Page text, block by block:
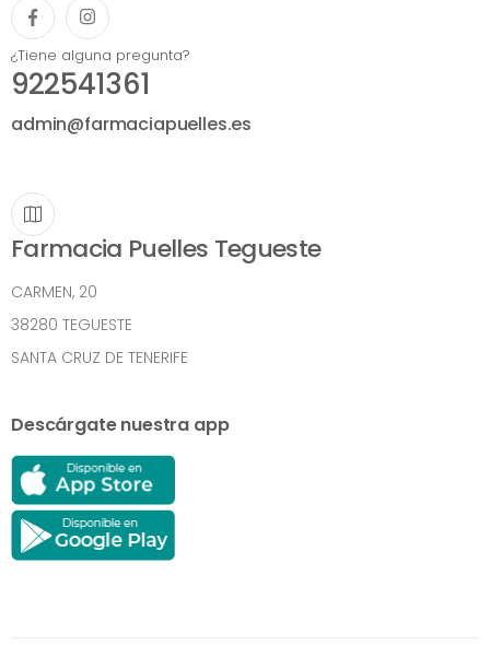
¿Tiene alguna pregunta?
922541361
admin@farmaciapuelles.es
Farmacia Puelles Tegueste
CARMEN, 20
38280 TEGUESTE
SANTA CRUZ DE TENERIFE
Descárgate nuestra app